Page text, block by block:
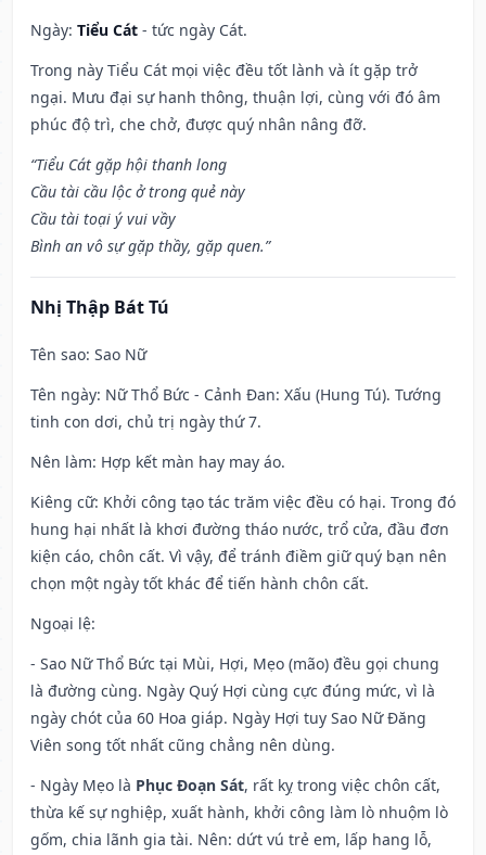
Ngày: Tiểu Cát - tức ngày Cát.
Trong này Tiểu Cát mọi việc đều tốt lành và ít gặp trở
ngại. Mưu đại sự hanh thông, thuận lợi, cùng với đó âm
phúc độ trì, che chở, được quý nhân nâng đỡ.
“Tiểu Cát gặp hội thanh long
Cầu tài cầu lộc ở trong quẻ này
Cầu tài toại ý vui vầy
Bình an vô sự gặp thầy, gặp quen.”
Nhị Thập Bát Tú
Tên sao: Sao Nữ
Tên ngày: Nữ Thổ Bức - Cảnh Đan: Xấu (Hung Tú). Tướng
tinh con dơi, chủ trị ngày thứ 7.
Nên làm: Hợp kết màn hay may áo.
Kiêng cữ: Khởi công tạo tác trăm việc đều có hại. Trong đó
hung hại nhất là khơi đường tháo nước, trổ cửa, đầu đơn
kiện cáo, chôn cất. Vì vậy, để tránh điềm giữ quý bạn nên
chọn một ngày tốt khác để tiến hành chôn cất.
Ngoại lệ:
- Sao Nữ Thổ Bức tại Mùi, Hợi, Mẹo (mão) đều gọi chung
là đường cùng. Ngày Quý Hợi cùng cực đúng mức, vì là
ngày chót của 60 Hoa giáp. Ngày Hợi tuy Sao Nữ Đăng
Viên song tốt nhất cũng chẳng nên dùng.
- Ngày Mẹo là Phục Đoạn Sát, rất kỵ trong việc chôn cất,
thừa kế sự nghiệp, xuất hành, khởi công làm lò nhuộm lò
gốm, chia lãnh gia tài. Nên: dứt vú trẻ em, lấp hang lỗ,